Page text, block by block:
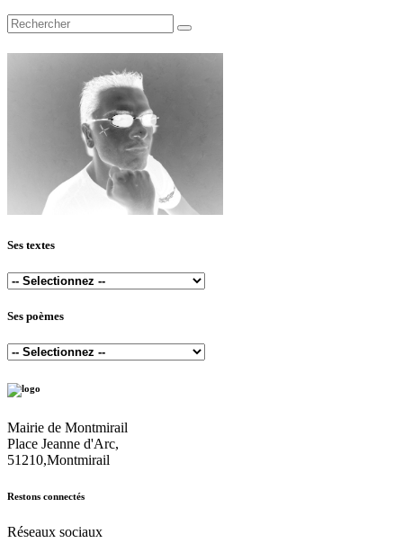
Ses textes
Ses poèmes
Mairie de Montmirail
Place Jeanne d'Arc,
51210,Montmirail
Restons connectés
Réseaux sociaux